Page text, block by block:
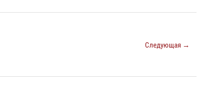
Следующая →